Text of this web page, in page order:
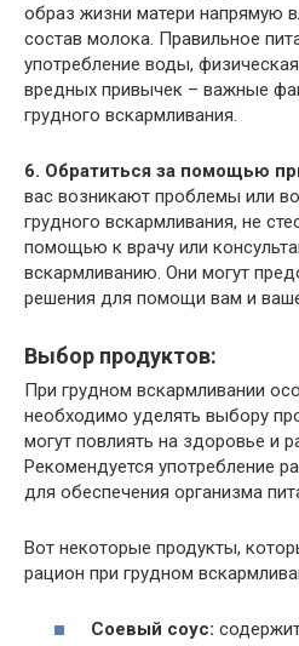
образ жизни матери напрямую
состав молока. Правильное
употребление воды,
вредных привычек – важные
грудного вскармливания.
6. Обратиться за помощью
вас возникают проблемы или
грудного вскармливания, не
помощью к врачу или
вскармливанию. Они могут
решения для помощи вам и
Выбор продуктов:
При грудном вскармливании
необходимо уделять выбору
могут повлиять на здоровье и
Рекомендуется употребление
для обеспечения организма
Вот некоторые продукты,
рацион при грудном
Соевый соус: